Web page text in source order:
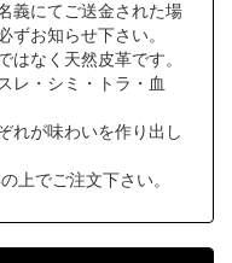
義にてご送金された場
ずお知らせ下さい。
はなく天然皮革です。
レ・シミ・トラ・血
れが味わいを作り出し
上でご注文下さい。